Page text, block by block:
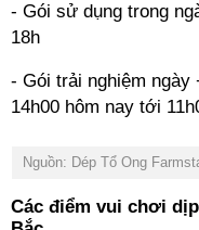
- Gói sử dụng trong
18h
- Gói trải nghiệm ngày
14h00 hôm nay tới
Nguồn: Dép Tổ Ong
Các điểm vui chơi